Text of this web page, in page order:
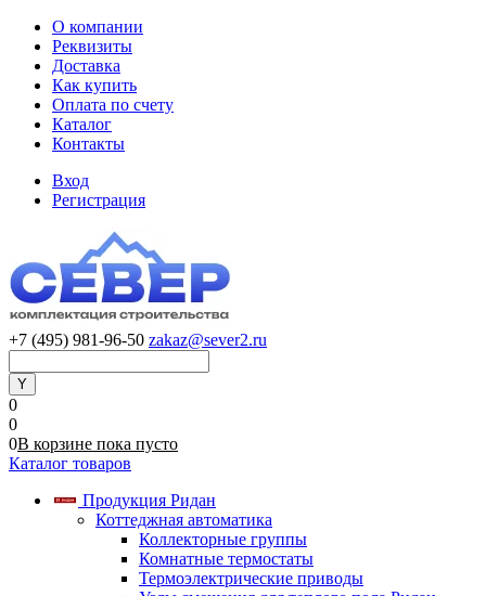
О компании
Реквизиты
Доставка
Как купить
Оплата по счету
Каталог
Контакты
Вход
Регистрация
+7 (495) 981-96-50 zakaz@sever2.ru
0
0
0В корзине пока пусто
Каталог товаров
Продукция Ридан
Коттеджная автоматика
Коллекторные группы
Комнатные термостаты
Термоэлектрические приводы